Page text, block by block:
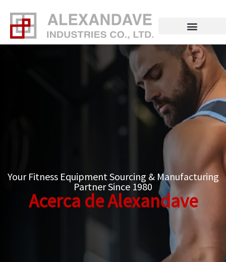
contenido
Your Fitness Equipment Sourcing & Manufacturing
Partner Since 1980
Acerca de Alexandave